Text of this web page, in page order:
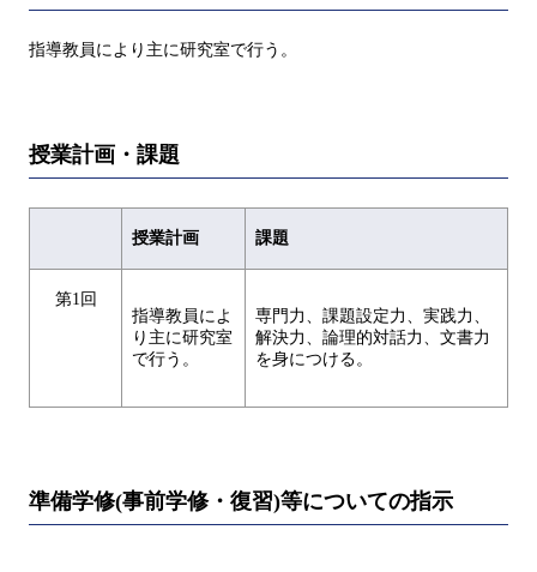
指導教員により主に研究室で行う。
授業計画・課題
授業計画 課題
第1回
指導教員によ
り主に研究室
で行う。
専門力、課題設定力、実践力、
解決力、論理的対話力、文書力
を身につける。
準備学修(事前学修・復習)等についての指示